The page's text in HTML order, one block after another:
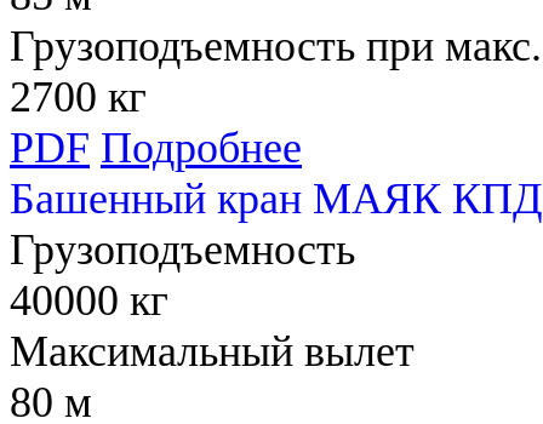
Грузоподъемность при
2700 кг
PDF Подробнее
Башенный кран МАЯК КПД
Грузоподъемность
40000 кг
Максимальный вылет
80 м